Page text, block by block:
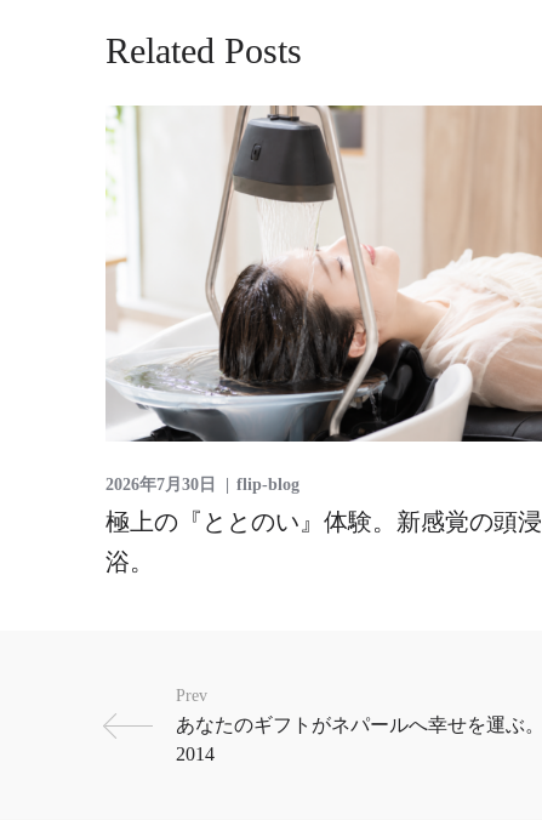
Related Posts
2026年7月30日 flip-blog
極上の『ととのい』体験。新感覚の頭浸
浴。
Prev